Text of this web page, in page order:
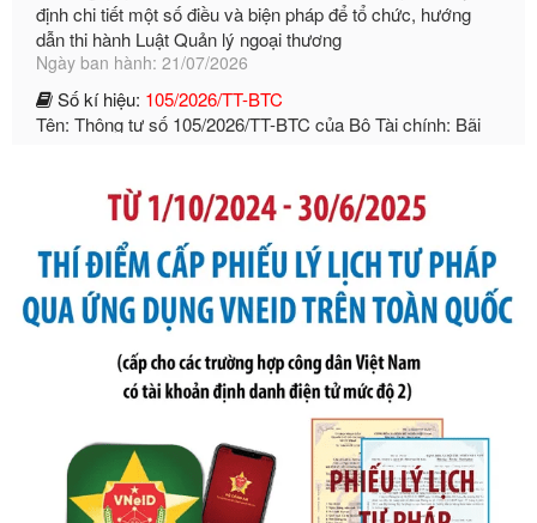
Số kí hiệu:105/2026/TT-BTC
Tên: Thông tư số 105/2026/TT-BTC của Bộ Tài chính: Bãi
bỏ Thông tư số 87/2019/TT- BТC ngày 19 tháng 12 năm
2019 của Bộ trưởng Bộ Tài chính hướng dẫn thực hiện xử
phạt vi phạm hành chính trong lĩnh vực kho bạc nhà nước
Ngày ban hành: 21/07/2026
Tên: Nghị định số 291/2026/NĐ-CP của Chính phủ: Sửa
đổi, bổ sung một số điều của Nghị định số 125/2020/NĐ-СР
ngày 19 tháng 10 năm 2020 của Chính phủ quy định xử
phạt vi phạm hành chính về thuế, hóa đơn được sửa đổi, bổ
sung bởi Nghị định số 102/2021/NĐ-CP
Ngày ban hành: 20/07/2026
Số kí hiệu:2303/QĐ-UBND
Tên: Quyết định công bố Danh mục thủ tục hành chính mới
ban hành, được sửa đổi, bổ sung, bị bãi bỏ và phê duyệt
Quy trình nội bộ, quy trình điện tử giải quyết thủ tục hành
chính trong một số lĩnh vực thuộc phạm vi chức năng quản
lý của Sở Văn hóa, Thể tha
Ngày ban hành: 01/06/2026